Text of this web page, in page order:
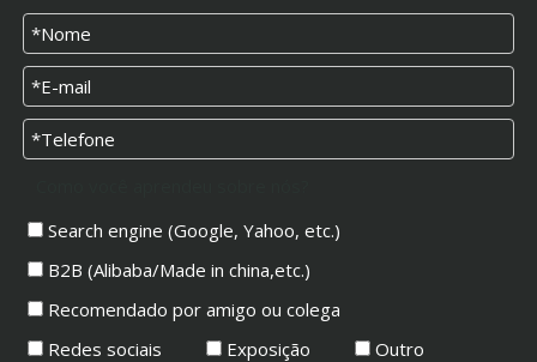
Search engine (Google, Yahoo, etc.)
B2B (Alibaba/Made in china,etc.)
Recomendado por amigo ou colega
Redes sociais
Exposição Outro